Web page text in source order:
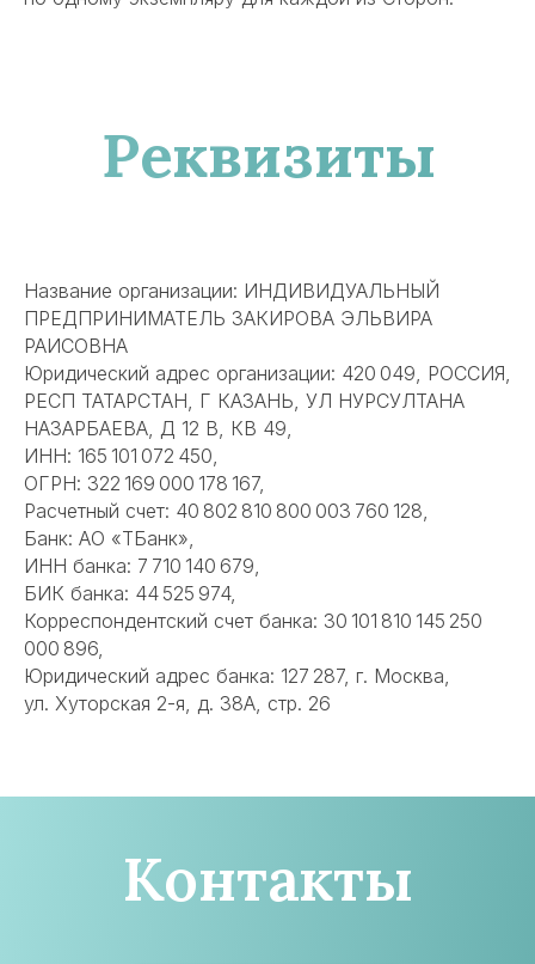
Реквизиты
Название организации: ИНДИВИДУАЛЬНЫЙ
ПРЕДПРИНИМАТЕЛЬ ЗАКИРОВА ЭЛЬВИРА
РАИСОВНА
Юридический адрес организации: 420 049, РОССИЯ,
РЕСП ТАТАРСТАН, Г КАЗАНЬ, УЛ НУРСУЛТАНА
НАЗАРБАЕВА, Д 12 В, КВ 49,
ИНН: 165 101 072 450,
ОГРН: 322 169 000 178 167,
Расчетный счет: 40 802 810 800 003 760 128,
Банк: АО «ТБанк»,
ИНН банка: 7 710 140 679,
БИК банка: 44 525 974,
Корреспондентский счет банка: 30 101 810 145 250
000 896,
Юридический адрес банка: 127 287, г. Москва,
ул. Хуторская 2-я, д. 38А, стр. 26
Контакты